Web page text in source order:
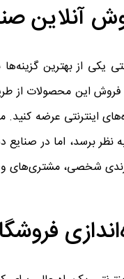
یکی از بهترین
این محصولات از
اینترنتی عرضه
نظر برسد، اما در
شخصی، مشتری‌های